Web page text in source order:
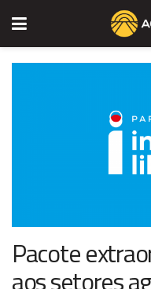
Pacote
aos setores